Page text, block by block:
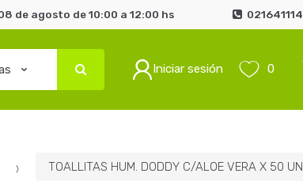
de agosto de 10:00 a 12:00 hs 021641114
Iniciar sesión 0
TOALLITAS HUM. DODDY C/ALOE VERA X 50 UNI